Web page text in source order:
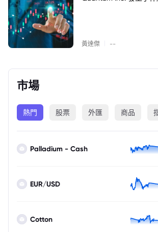
黃達傑 --
市場
熱門 股票 外匯 商品
Palladium - Cash
EUR/USD
Cotton